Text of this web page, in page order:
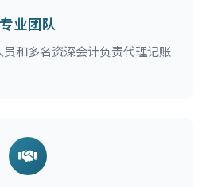
专业团队
和多名资深会计负责代理记账